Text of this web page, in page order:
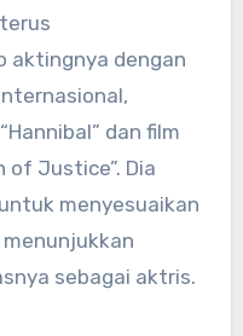
aktingnya dengan
dan film
of Justice”. Dia
menyesuaikan
sebagai aktris.